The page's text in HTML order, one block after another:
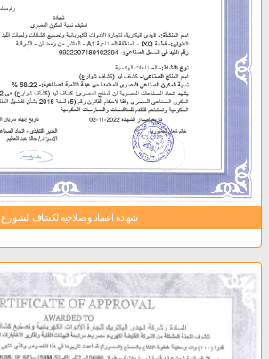
شهادة اعتماد و صلاحية لكشاف الشوارع